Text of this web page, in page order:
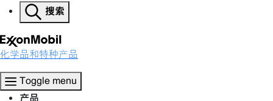
搜索
化学品和特种产品
Toggle menu
产品